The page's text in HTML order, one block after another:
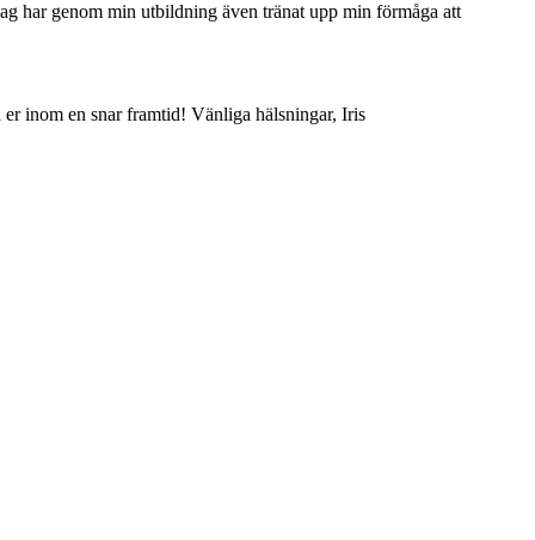
har genom min utbildning även tränat upp min förmåga att
inom en snar framtid! Vänliga hälsningar, Iris